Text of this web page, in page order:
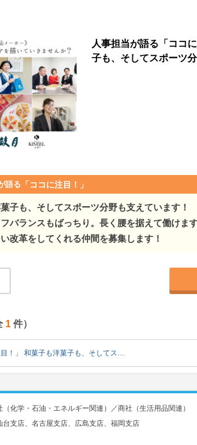
人事担当が語る「ココ
子も、そしてスポーツ
語る 「ココに注目！」
子も、そしてスポーツ分野も支えています！
バランスもばっちり。長く腰を据えて働けます
改革をしてくれる仲間を募集します！
1 件）
！」 和菓子も洋菓子も、そしてス…
化学・石油・エネルギー関連）／商社（生活用品関連）
支店、名古屋支店、広島支店、福岡支店